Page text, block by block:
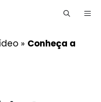
» Conheça a